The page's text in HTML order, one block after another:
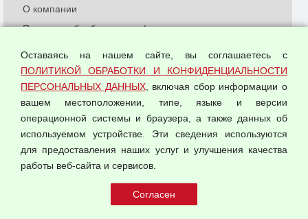
© 2026 ООО "Феникс"
О компании
Политика обработки и конфиденциальности
Согласием на обработку персональных данных
Оферта оптовой купли-продажи
Публичная оферта
Оставаясь на нашем сайте, вы соглашаетесь с
ПОЛИТИКОЙ ОБРАБОТКИ И КОНФИДЕНЦИАЛЬНОСТИ
ПЕРСОНАЛЬНЫХ ДАННЫХ, включая сбор информации о
вашем местоположении, типе, языке и версии
операционной системы и браузера, а также данных об
используемом устройстве. Эти сведения используются
для предоставления наших услуг и улучшения качества
работы веб-сайта и сервисов.